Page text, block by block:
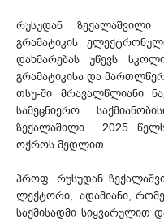
რუსუდან
გრამატიკის
დახმარებას უწევს
გრამატიკისა და
თსუ-ში მრავალწლიანი
სამეცნიერო
ზექალაშილი 2025
ოქროს მედლით.
პროფ. რუსუდან
ლექტორი, ადამიანი,
საქმისადმი სიყვარულით